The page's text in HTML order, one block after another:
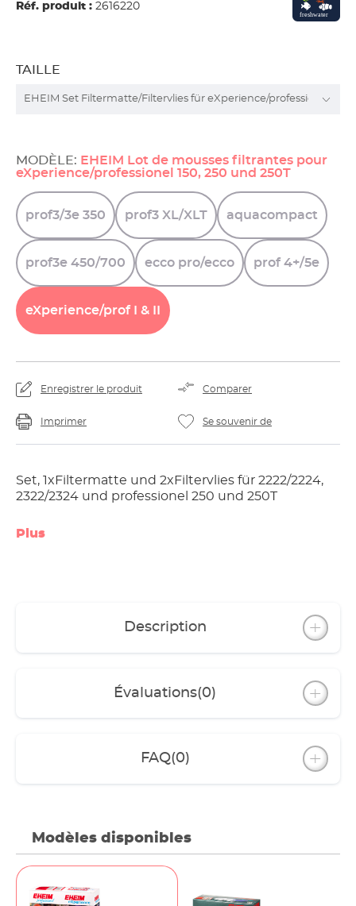
Réf. produit : 2616220
TAILLE
MODÈLE: EHEIM Lot de mousses filtrantes pour
eXperience/professionel 150, 250 und 250T
prof3/3e 350 prof3 XL/XLT aquacompact
prof3e 450/700 ecco pro/ecco prof 4+/5e
eXperience/prof &
Enregistrer le produit Comparer
Imprimer Se souvenir de
Set, 1xFiltermatte und 2xFiltervlies für 2222/2224,
2322/2324 und professionel 250 und 250T
Plus
Description
Évaluations(0)
FAQ(0)
Modèles disponibles